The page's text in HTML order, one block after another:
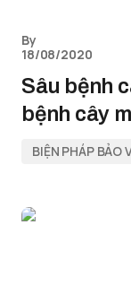
By
18/08/2020
Sâu bệnh
bệnh cây
BIỆN PHÁP BẢO